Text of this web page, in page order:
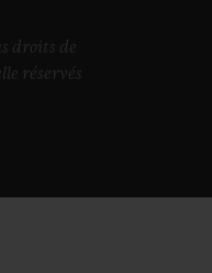
droits de
réservés